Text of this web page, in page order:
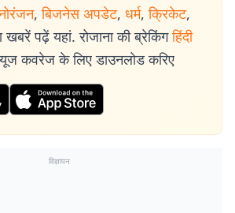
, बिजनेस अपडेट, धर्म, क्रिकेट,
खबरें पढ़ें यहां. रोजाना की ब्रेकिंग हिंदी
कवरेज के लिए डाउनलोड करिए
विज्ञापन